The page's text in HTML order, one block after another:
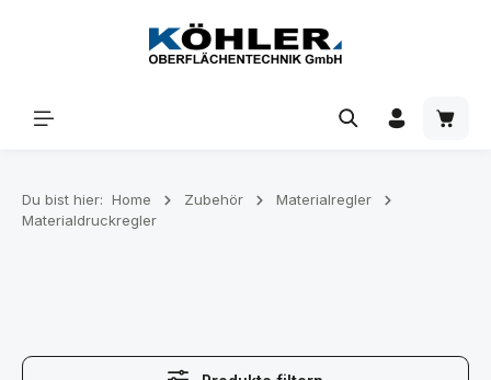
Zum Hauptinhalt springen
Du bist hier: Home Zubehör
Materialregler
Materialdruckregler